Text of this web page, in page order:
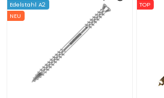
Edelstahl A2
NEU
TOP